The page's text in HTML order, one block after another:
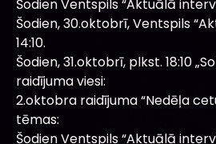
Šodien Ventspils “Aktuālā
Šodien, 30.oktobrī, Ventspils
14:10.
Šodien, 31.oktobrī, plkst. 18:10
raidījuma viesi:
2.oktobra raidījuma “Nedēļa
tēmas:
Šodien Ventspils “Aktuālā